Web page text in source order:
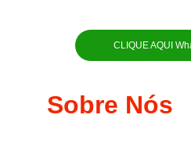
CLIQUE AQUI
Sobre Nós